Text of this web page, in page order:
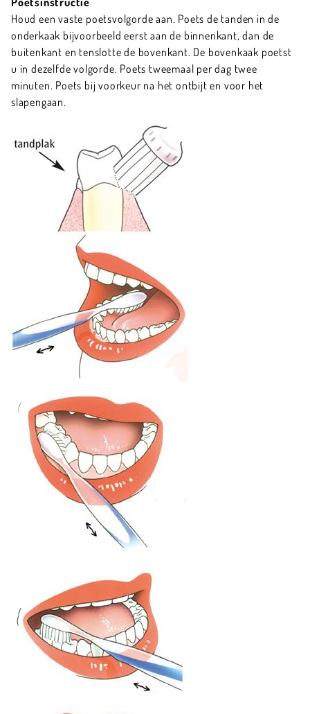
Houd een vaste poetsvolgorde aan. Poets de tanden in de
onderkaak bijvoorbeeld eerst aan de binnenkant, dan de
buitenkant en tenslotte de bovenkant. De bovenkaak poetst
u in dezelfde volgorde. Poets tweemaal per dag twee
minuten. Poets bij voorkeur na het ontbijt en voor het
slapengaan.